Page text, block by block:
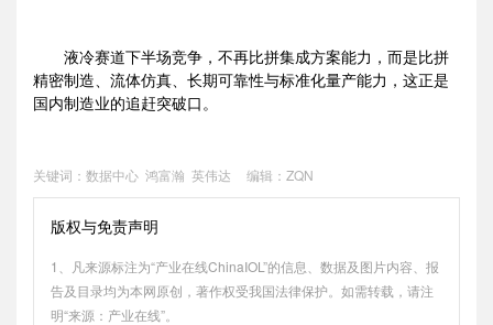
液冷赛道下半场竞争，不再比拼集成方案能力，而是比拼
精密制造、流体仿真、长期可靠性与标准化量产能力，这正是
国内制造业的追赶突破口。
关键词： 数据中心 鸿富瀚 英伟达 编辑：ZQN
版权与免责声明
1、凡来源标注为“产业在线ChinaIOL”的信息、数据及图片内容、报
告及目录均为本网原创，著作权受我国法律保护。如需转载，请注
明“来源：产业在线”。